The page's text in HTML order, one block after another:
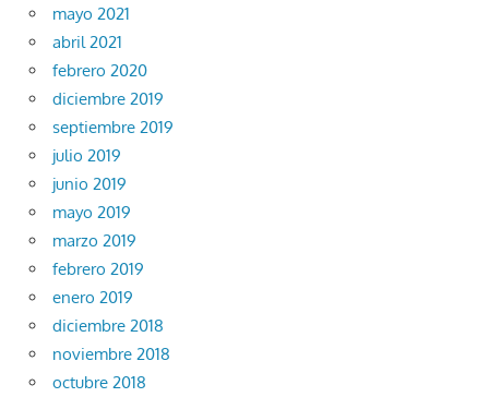
mayo 2021
abril 2021
febrero 2020
diciembre 2019
septiembre 2019
julio 2019
junio 2019
mayo 2019
marzo 2019
febrero 2019
enero 2019
diciembre 2018
noviembre 2018
octubre 2018